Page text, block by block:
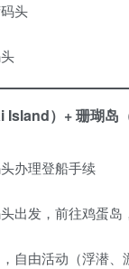
头
Island）+ 珊瑚岛
办理登船手续
出发，前往鸡蛋岛
自由活动（浮潜、